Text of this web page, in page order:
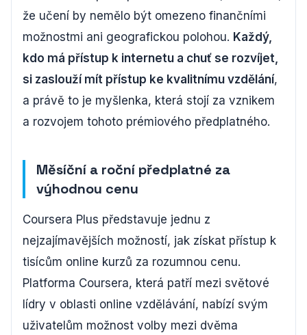
že učení by nemělo být omezeno finančními
možnostmi ani geografickou polohou. Každý,
kdo má přístup k internetu a chuť se rozvíjet,
si zaslouží mít přístup ke kvalitnímu vzdělání,
a právě to je myšlenka, která stojí za vznikem
a rozvojem tohoto prémiového předplatného.
Měsíční a roční předplatné za
výhodnou cenu
Coursera Plus představuje jednu z
nejzajímavějších možností, jak získat přístup k
tisícům online kurzů za rozumnou cenu.
Platforma Coursera, která patří mezi světové
lídry v oblasti online vzdělávání, nabízí svým
uživatelům možnost volby mezi dvěma